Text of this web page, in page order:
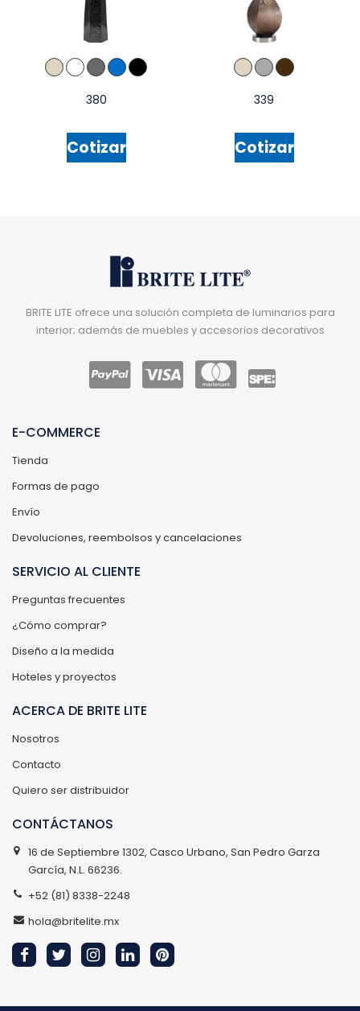
380
Cotizar
339
Cotizar
BRITE LITE ofrece una solución completa de luminarios para
interior; además de muebles y accesorios decorativos
E-COMMERCE
Tienda
Formas de pago
Envío
Devoluciones, reembolsos y cancelaciones
SERVICIO AL CLIENTE
Preguntas frecuentes
¿Cómo comprar?
Diseño a la medida
Hoteles y proyectos
ACERCA DE BRITE LITE
Nosotros
Contacto
Quiero ser distribuidor
CONTÁCTANOS
16 de Septiembre 1302, Casco Urbano, San Pedro Garza
García, N.L. 66236.
+52 (81) 8338-2248
hola@britelite.mx